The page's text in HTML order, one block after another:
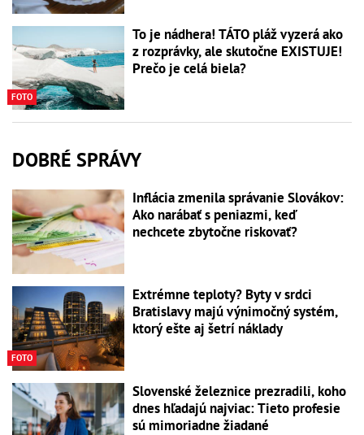
FOTO
To je nádhera! TÁTO pláž vyzerá ako
z rozprávky, ale skutočne EXISTUJE!
Prečo je celá biela?
DOBRÉ SPRÁVY
Inflácia zmenila správanie Slovákov:
Ako narábať s peniazmi, keď
nechcete zbytočne riskovať?
FOTO
Extrémne teploty? Byty v srdci
Bratislavy majú výnimočný systém,
ktorý ešte aj šetrí náklady
Slovenské železnice prezradili, koho
dnes hľadajú najviac: Tieto profesie
sú mimoriadne žiadané